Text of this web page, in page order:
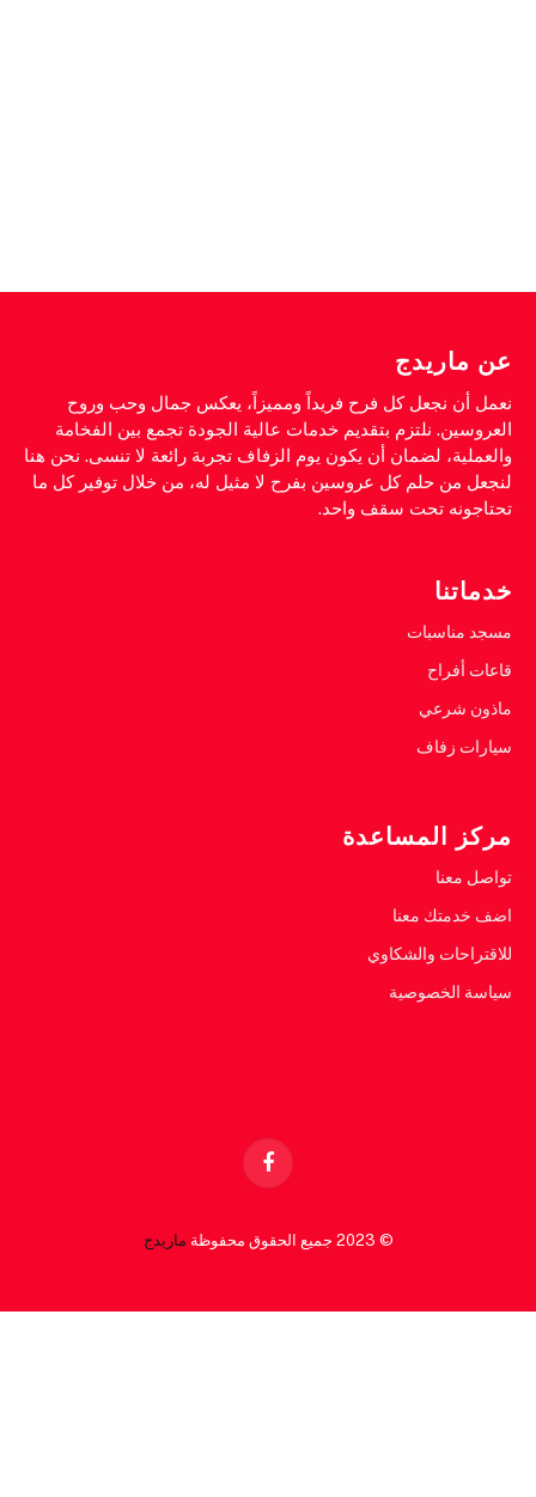
عن ماريدج
نعمل أن نجعل كل فرح فريداً ومميزاً، يعكس جمال وحب وروح
العروسين. نلتزم بتقديم خدمات عالية الجودة تجمع بين الفخامة
والعملية، لضمان أن يكون يوم الزفاف تجربة رائعة لا تنسى. نحن هنا
لنجعل من حلم كل عروسين بفرح لا مثيل له، من خلال توفير كل ما
تحتاجونه تحت سقف واحد.
خدماتنا
مسجد مناسبات
قاعات أفراح
ماذون شرعي
سيارات زفاف
مركز المساعدة
تواصل معنا
اضف خدمتك معنا
للاقتراحات والشكاوي
سياسة الخصوصية
Facebook
© 2023 جميع الحقوق محفوظة ماريدج